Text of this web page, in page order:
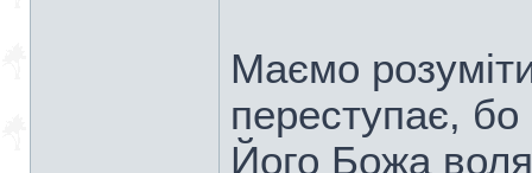
Маємо
переступає,
Його Божа